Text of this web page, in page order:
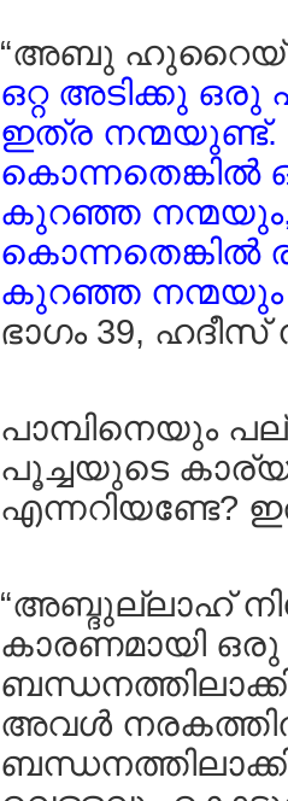
“അബു ഹുറൈയ്റ
ഒറ്റ അടിക്കു
ഇത്ര നന്മയുണ്ട്.
കൊന്നതെങ്കില്‍
കുറഞ്ഞ നന്മയും,
കൊന്നതെങ്കില്‍
കുറഞ്ഞ നന്മയും
ഭാഗം 39, ഹദീസ്‌
പാമ്പിനെയും
പൂച്ചയുടെ
എന്നറിയണ്ടേ?
“അബ്ദുല്ലാഹ്
കാരണമായി ഒരു
അവള്‍